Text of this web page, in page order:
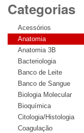
Categorias
Acessórios
Anatomia
Anatomia 3B
Bacteriologia
Banco de Leite
Banco de Sangue
Biologia Molecular
Bioquímica
Citologia/Histologia
Coagulação